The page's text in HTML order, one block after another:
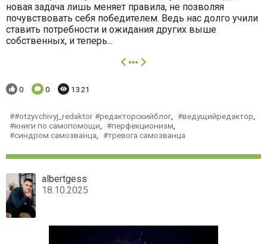
новая задача лишь меняет правила, не позволяя
почувствовать себя победителем. Ведь нас долго учили
ставить потребности и ожидания других выше
собственных, и теперь...
далее
Понравилось:
0 Комментариев:
0 Просмотров:
1321
#otzyvchivyj_redaktor #редакторскийблог, ведущийредактор,
книги по самопомощи, перфекционизм,
синдром самозванца, тревога самозванца
albertgess
18.10.2025